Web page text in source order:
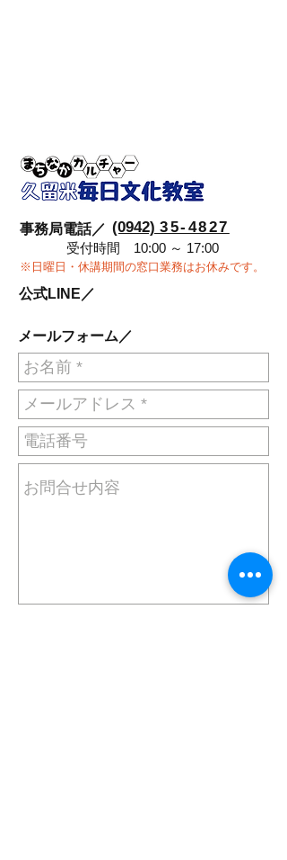
事務局電話／ (0942) 35-4827
受付時間 10:00 ～ 17:00
※日曜日・休講期間の窓口業務はお休みです。
公式LINE／
メールフォーム／